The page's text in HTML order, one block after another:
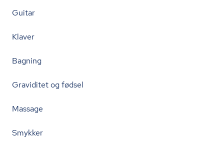
Guitar
Klaver
Bagning
Graviditet og fødsel
Massage
Smykker